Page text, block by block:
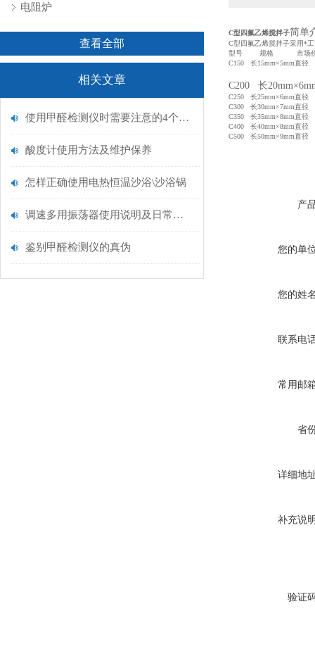
电阻炉
查看全部
相关文章
使用甲醛检测仪时需要注意的4个事项
酸度计使用方法及维护保养
怎样正确使用电热恒温沙浴\沙浴锅
调速多用振荡器使用说明及日常维务保养
鉴别甲醛检测仪的真伪
C型四氟乙烯搅拌子简单
C型四氟乙烯搅拌子采用*
型号 规格 市场价
C150 长15mm×5mm直
C200 长
C250 长25mm×6mm直
C300 长30mm×7mm直
C350 长35mm×8mm直
C400 长40mm×8mm直
C500 长50mm×9mm直
产
您的单
您的姓
联系电
常用邮
省
详细地
补充说
验证